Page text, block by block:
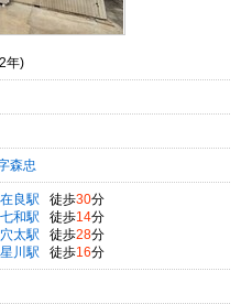
年)
森忠
在良駅 徒歩30分
七和駅 徒歩14分
穴太駅 徒歩28分
星川駅 徒歩16分